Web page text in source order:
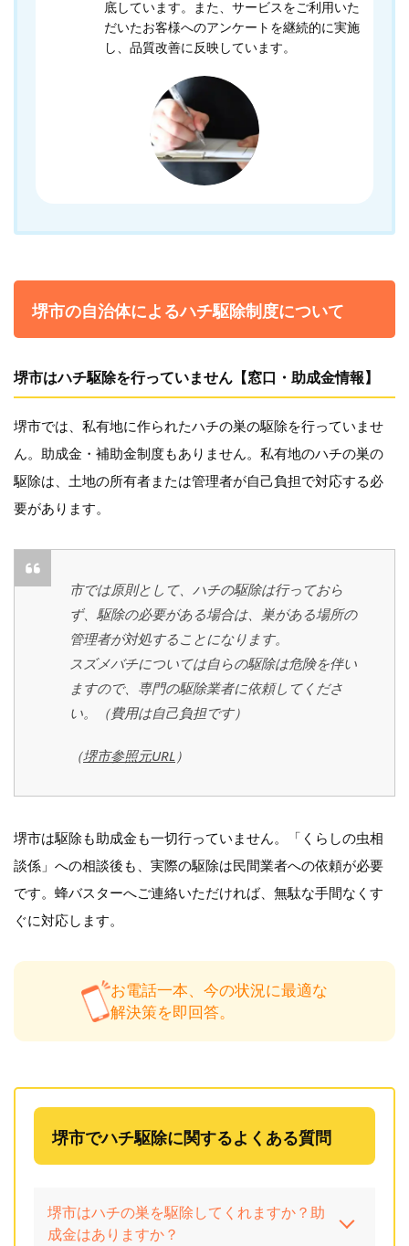
底しています。また、サービスをご利用いた
だいたお客様へのアンケートを継続的に実施
し、品質改善に反映しています。
堺市の自治体によるハチ駆除制度について
堺市はハチ駆除を行っていません【窓口・助成金情報】
堺市では、私有地に作られたハチの巣の駆除を行っていませ
ん。助成金・補助金制度もありません。私有地のハチの巣の
駆除は、土地の所有者または管理者が自己負担で対応する必
要があります。
市では原則として、ハチの駆除は行っておら
ず、駆除の必要がある場合は、巣がある場所の
管理者が対処することになります。
スズメバチについては自らの駆除は危険を伴い
ますので、専門の駆除業者に依頼してくださ
い。（費用は自己負担です）
（堺市参照元URL）
堺市は駆除も助成金も一切行っていません。「くらしの虫相
談係」への相談後も、実際の駆除は民間業者への依頼が必要
です。蜂バスターへご連絡いただければ、無駄な手間なくす
ぐに対応します。
お電話一本、今の状況に最適な
解決策を即回答。
堺市でハチ駆除に関するよくある質問
堺市はハチの巣を駆除してくれますか？助
成金はありますか？